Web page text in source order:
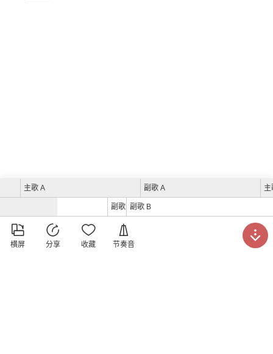
主歌 A 副歌 A 主
副歌 A副歌 B

横屏

分享

收藏

节奏音
